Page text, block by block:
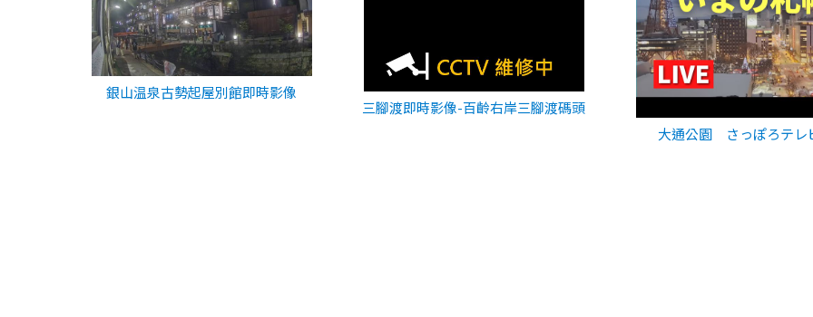
銀山温泉古勢起屋別館即時影像
三腳渡即時影像-百齡右岸三腳渡碼頭
大通公園 さっぽろテレ